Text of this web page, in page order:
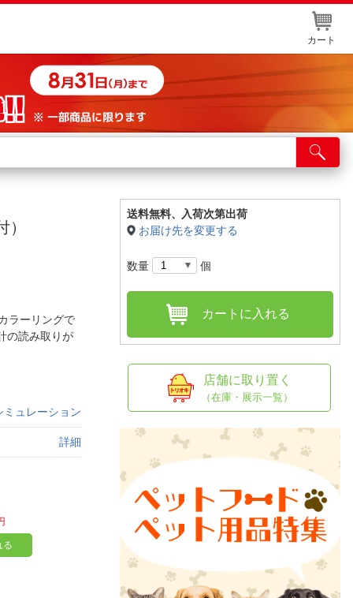
カート
舗サービス
ト取り置き
情報・店舗一覧
ラーリングで
の読み取りが
ミュレーション
詳細
る
送料無料、
入荷次第出荷
お届け先を変更する
数量 個
カートに入れる
店舗に取り置く
（在庫・展示一覧）